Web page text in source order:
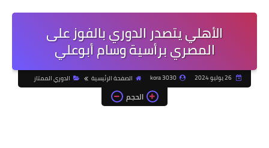
الأهلي يتصدر الدوري بالفوز على
المصري برأسية وسام أبوعلي
kora 3030 الصفحة الرئيسية الدوري الممتاز
الحجم